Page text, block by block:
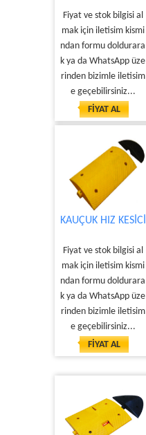
Fiyat ve stok bilgisi al
mak için iletisim kismi
ndan formu doldurara
k ya da WhatsApp üze
rinden bizimle iletisim
e geçebilirsiniz...
FİYAT AL
KAUÇUK HIZ KESİCİ
Fiyat ve stok bilgisi al
mak için iletisim kismi
ndan formu doldurara
k ya da WhatsApp üze
rinden bizimle iletisim
e geçebilirsiniz...
FİYAT AL